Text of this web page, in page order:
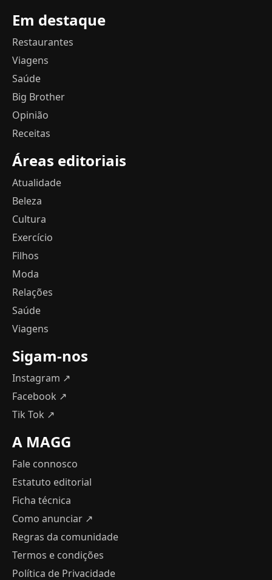
Em destaque
Restaurantes
Viagens
Saúde
Big Brother
Opinião
Receitas
Áreas editoriais
Atualidade
Beleza
Cultura
Exercício
Filhos
Moda
Relações
Saúde
Viagens
Sigam-nos
Instagram ↗
Facebook ↗
Tik Tok ↗
A MAGG
Fale connosco
Estatuto editorial
Ficha técnica
Como anunciar ↗
Regras da comunidade
Termos e condições
Política de Privacidade